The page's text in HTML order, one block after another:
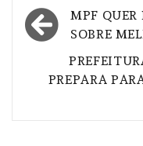
Navegação
de
MPF QUER
SOBRE
PREPARA